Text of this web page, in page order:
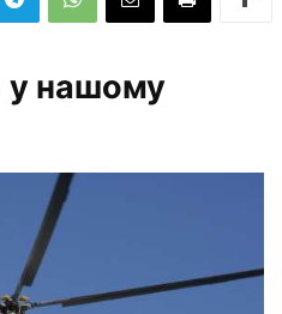
у нашому